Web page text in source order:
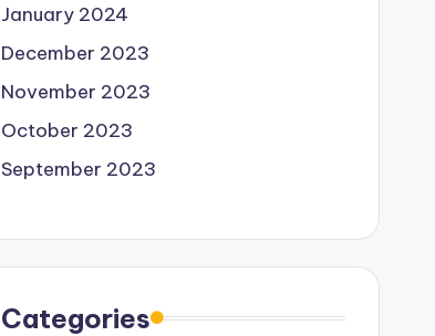
January 2024
December 2023
November 2023
October 2023
September 2023
Categories